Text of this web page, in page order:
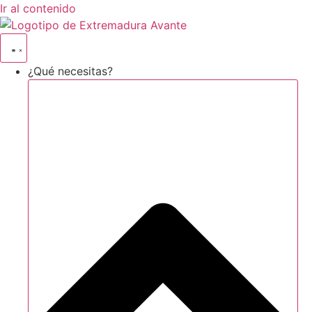
Ir al contenido
¿Qué necesitas?